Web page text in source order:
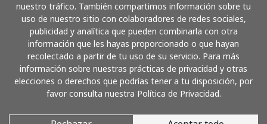
nuestro tráfico. También compartimos información sobre tu
uso de nuestro sitio con colaboradores de redes sociales,
publicidad y analítica que pueden combinarla con otra
información que les hayas proporcionado o que hayan
recolectado a partir de tu uso de su servicio. Para más
información sobre nuestras prácticas de privacidad y otras
elecciones o derechos que podrías tener a tu disposición, por
favor consulta nuestra Política de Privacidad.
Paga con